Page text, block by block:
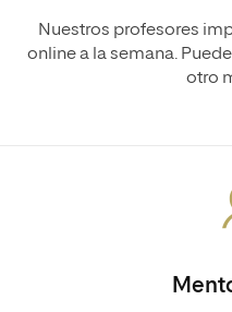
Nuestros profesores
online a la semana.
otro